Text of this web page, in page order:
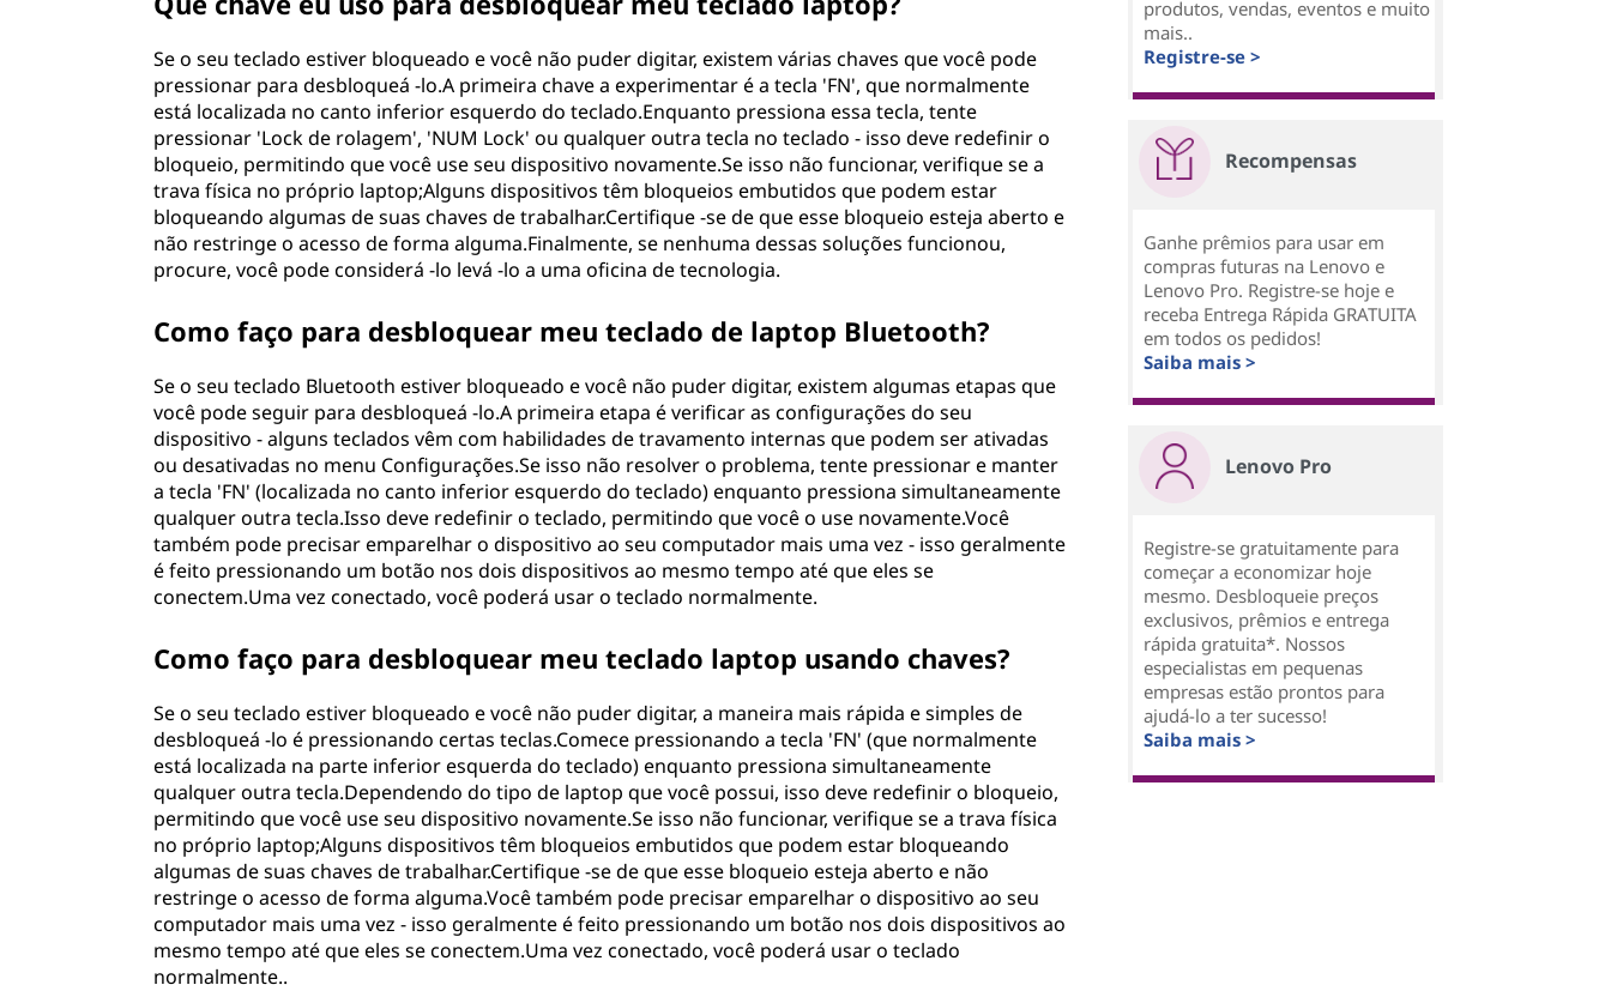
Se o seu teclado estiver bloqueado e você não puder digitar, existem várias chaves que você pode
pressionar para desbloqueá -lo.A primeira chave a experimentar é a tecla 'FN', que normalmente
está localizada no canto inferior esquerdo do teclado.Enquanto pressiona essa tecla, tente
pressionar 'Lock de rolagem', 'NUM Lock' ou qualquer outra tecla no teclado - isso deve redefinir o
bloqueio, permitindo que você use seu dispositivo novamente.Se isso não funcionar, verifique se a
trava física no próprio laptop;Alguns dispositivos têm bloqueios embutidos que podem estar
bloqueando algumas de suas chaves de trabalhar.Certifique -se de que esse bloqueio esteja aberto e
não restringe o acesso de forma alguma.Finalmente, se nenhuma dessas soluções funcionou,
procure, você pode considerá -lo levá -lo a uma oficina de tecnologia.
Como faço para desbloquear meu teclado de laptop Bluetooth?
Se o seu teclado Bluetooth estiver bloqueado e você não puder digitar, existem algumas etapas que
você pode seguir para desbloqueá -lo.A primeira etapa é verificar as configurações do seu
dispositivo - alguns teclados vêm com habilidades de travamento internas que podem ser ativadas
ou desativadas no menu Configurações.Se isso não resolver o problema, tente pressionar e manter
a tecla 'FN' (localizada no canto inferior esquerdo do teclado) enquanto pressiona simultaneamente
qualquer outra tecla.Isso deve redefinir o teclado, permitindo que você o use novamente.Você
também pode precisar emparelhar o dispositivo ao seu computador mais uma vez - isso geralmente
é feito pressionando um botão nos dois dispositivos ao mesmo tempo até que eles se
conectem.Uma vez conectado, você poderá usar o teclado normalmente.
Como faço para desbloquear meu teclado laptop usando chaves?
Se o seu teclado estiver bloqueado e você não puder digitar, a maneira mais rápida e simples de
desbloqueá -lo é pressionando certas teclas.Comece pressionando a tecla 'FN' (que normalmente
está localizada na parte inferior esquerda do teclado) enquanto pressiona simultaneamente
qualquer outra tecla.Dependendo do tipo de laptop que você possui, isso deve redefinir o bloqueio,
permitindo que você use seu dispositivo novamente.Se isso não funcionar, verifique se a trava física
no próprio laptop;Alguns dispositivos têm bloqueios embutidos que podem estar bloqueando
algumas de suas chaves de trabalhar.Certifique -se de que esse bloqueio esteja aberto e não
restringe o acesso de forma alguma.Você também pode precisar emparelhar o dispositivo ao seu
computador mais uma vez - isso geralmente é feito pressionando um botão nos dois dispositivos ao
mesmo tempo até que eles se conectem.Uma vez conectado, você poderá usar o teclado
normalmente..
produtos, vendas, eventos e muito
mais..
Registre-se >
Recompensas
Ganhe prêmios para usar em
compras futuras na Lenovo e
Lenovo Pro. Registre-se hoje e
receba Entrega Rápida GRATUITA
em todos os pedidos!
Saiba mais >
Lenovo Pro
Registre-se gratuitamente para
começar a economizar hoje
mesmo. Desbloqueie preços
exclusivos, prêmios e entrega
rápida gratuita*. Nossos
especialistas em pequenas
empresas estão prontos para
ajudá-lo a ter sucesso!
Saiba mais >